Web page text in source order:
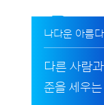
나다운 아름
다른 사람
준을 세우는